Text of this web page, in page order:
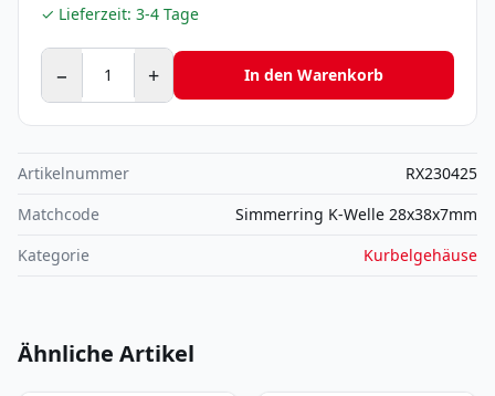
✓ Lieferzeit: 3-4 Tage
− + In den Warenkorb
Artikelnummer
RX230425
Matchcode
Simmerring K-Welle 28x38x7mm
Kategorie
Kurbelgehäuse
Ähnliche Artikel